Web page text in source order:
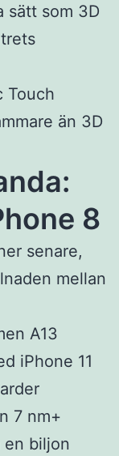
sätt som 3D
Touch
än 3D
8
senare,
mellan
A13
iPhone 11
7 nm+
en biljon